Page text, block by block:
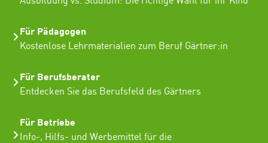
Für Pädagogen
Kostenlose Lehrmaterialien zum Beruf Gärtner:in
Für Berufsberater
Entdecken Sie das Berufsfeld des Gärtners
Für Betriebe
Info-, Hilfs- und Werbemittel für die